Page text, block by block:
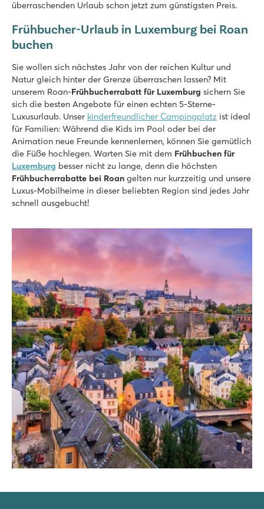
überraschenden Urlaub schon jetzt zum günstigsten Preis.
Frühbucher-Urlaub in Luxemburg bei Roan
buchen
Sie wollen sich nächstes Jahr von der reichen Kultur und
Natur gleich hinter der Grenze überraschen lassen? Mit
unserem Roan-Frühbucherrabatt für Luxemburg sichern Sie
sich die besten Angebote für einen echten 5-Sterne-
Luxusurlaub. Unser kinderfreundlicher Campingplatz ist ideal
für Familien: Während die Kids im Pool oder bei der
Animation neue Freunde kennenlernen, können Sie gemütlich
die Füße hochlegen. Warten Sie mit dem Frühbuchen für
Luxemburg besser nicht zu lange, denn die höchsten
Frühbucherrabatte bei Roan gelten nur kurzzeitig und unsere
Luxus-Mobilheime in dieser beliebten Region sind jedes Jahr
schnell ausgebucht!